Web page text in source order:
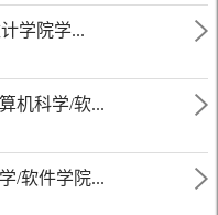
学院学...
机科学/软...
/软件学院...